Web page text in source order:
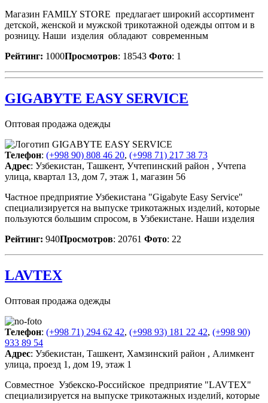
Магазин FAMILY STORE предлагает широкий ассортимент
детской, женской и мужской трикотажной одежды оптом и в
розницу. Наши изделия обладают современным
Рейтинг: 1000Просмотров: 18543 Фото: 1
GIGABYTE EASY SERVICE
Оптовая продажа одежды
Телефон: (+998 90) 808 46 20, (+998 71) 217 38 73
Адрес: Узбекистан, Ташкент, Учтепинский район , Учтепа
улица, квартал 13, дом 7, этаж 1, магазин 56
Частное предприятие Узбекистана "Gigabyte Easy Service"
специализируется на выпуске трикотажных изделий, которые
пользуются большим спросом, в Узбекистане. Наши изделия
Рейтинг: 940Просмотров: 20761 Фото: 22
LAVTEX
Оптовая продажа одежды
Телефон: (+998 71) 294 62 42, (+998 93) 181 22 42, (+998 90)
933 89 54
Адрес: Узбекистан, Ташкент, Хамзинский район , Алимкент
улица, проезд 1, дом 19, этаж 1
Совместное Узбекско-Российское предприятие "LAVTEX"
специализируется на выпуске трикотажных изделий, которые